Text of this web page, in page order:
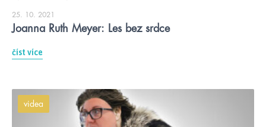
25. 10. 2021
Joanna Ruth Meyer: Les bez srdce
číst více
videa